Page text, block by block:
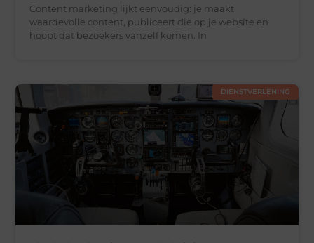
Content marketing lijkt eenvoudig: je maakt
waardevolle content, publiceert die op je website en
hoopt dat bezoekers vanzelf komen. In
DIENSTVERLENING